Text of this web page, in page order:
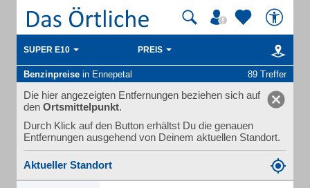
SUPER E10 PREIS
Benzinpreise in Ennepetal 89 Treffer
Die hier angezeigten Entfernungen beziehen sich auf
den Ortsmittelpunkt.
Durch Klick auf den Button erhältst Du die genauen
Entfernungen ausgehend von Deinem aktuellen Standort.
Aktueller Standort